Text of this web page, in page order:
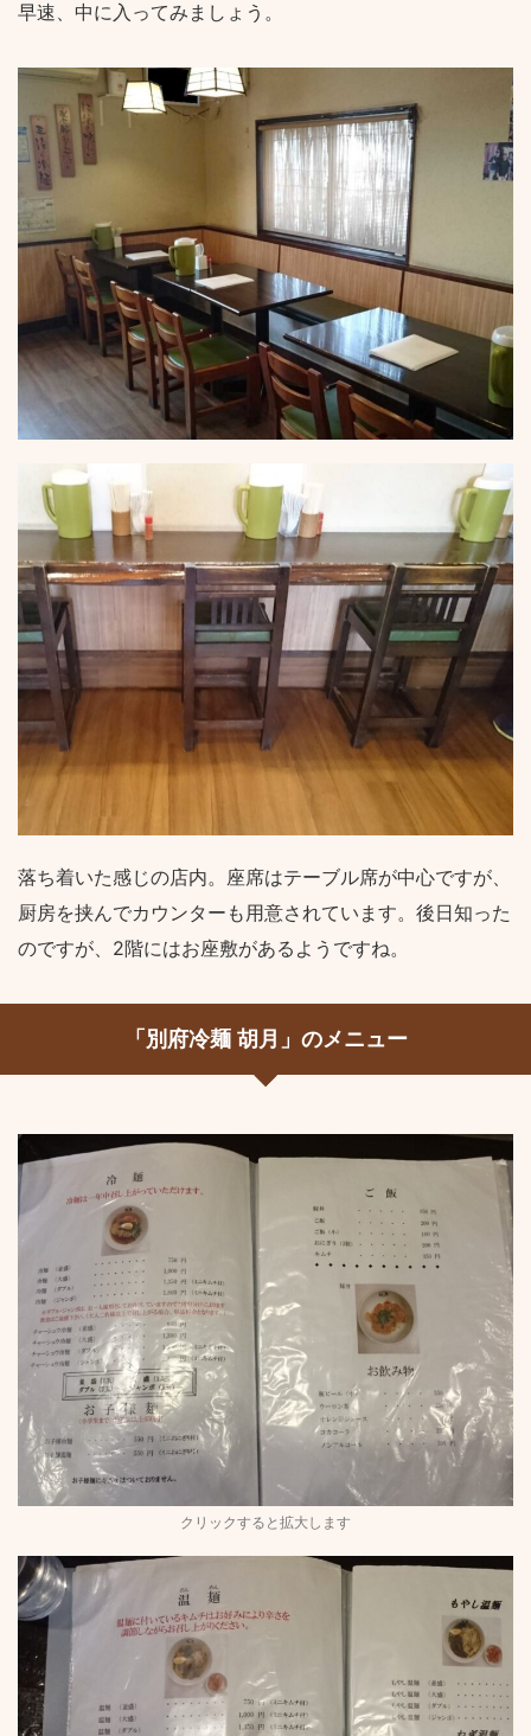
早速、中に入ってみましょう。
落ち着いた感じの店内。座席はテーブル席が中心ですが、
厨房を挟んでカウンターも用意されています。後日知った
のですが、2階にはお座敷があるようですね。
「別府冷麺 胡月」のメニュー
クリックすると拡大します